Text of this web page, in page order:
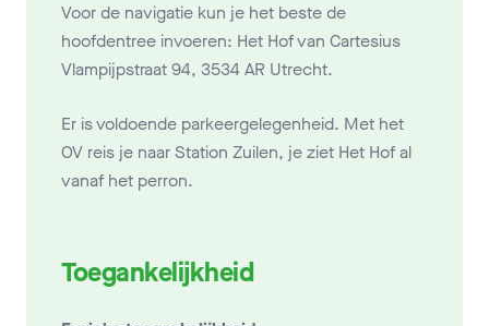
Voor de navigatie kun je het beste de
hoofdentree invoeren: Het Hof van Cartesius
Vlampijpstraat 94, 3534 AR Utrecht.
Er is voldoende parkeergelegenheid. Met het
OV reis je naar Station Zuilen, je ziet Het Hof al
vanaf het perron.
Toegankelijkheid